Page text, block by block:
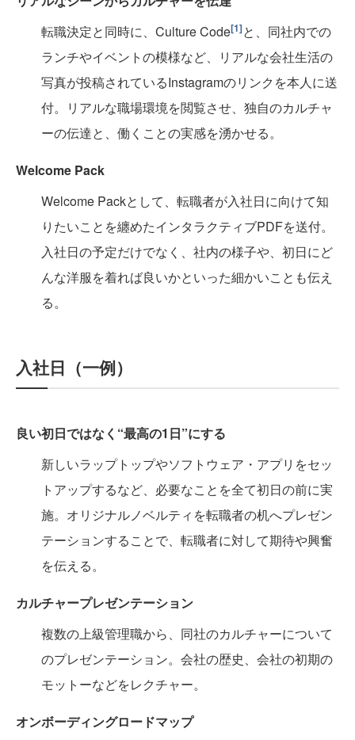
転職決定と同時に、Culture Code[1]と、同社内での
ランチやイベントの模様など、リアルな会社生活の
写真が投稿されているInstagramのリンクを本人に送
付。リアルな職場環境を閲覧させ、独自のカルチャ
ーの伝達と、働くことの実感を湧かせる。
Welcome Pack
Welcome Packとして、転職者が入社日に向けて知
りたいことを纏めたインタラクティブPDFを送付。
入社日の予定だけでなく、社内の様子や、初日にど
んな洋服を着れば良いかといった細かいことも伝え
る。
入社日（一例）
良い初日ではなく“最高の1日”にする
新しいラップトップやソフトウェア・アプリをセッ
トアップするなど、必要なことを全て初日の前に実
施。オリジナルノベルティを転職者の机へプレゼン
テーションすることで、転職者に対して期待や興奮
を伝える。
カルチャープレゼンテーション
複数の上級管理職から、同社のカルチャーについて
のプレゼンテーション。会社の歴史、会社の初期の
モットーなどをレクチャー。
オンボーディングロードマップ